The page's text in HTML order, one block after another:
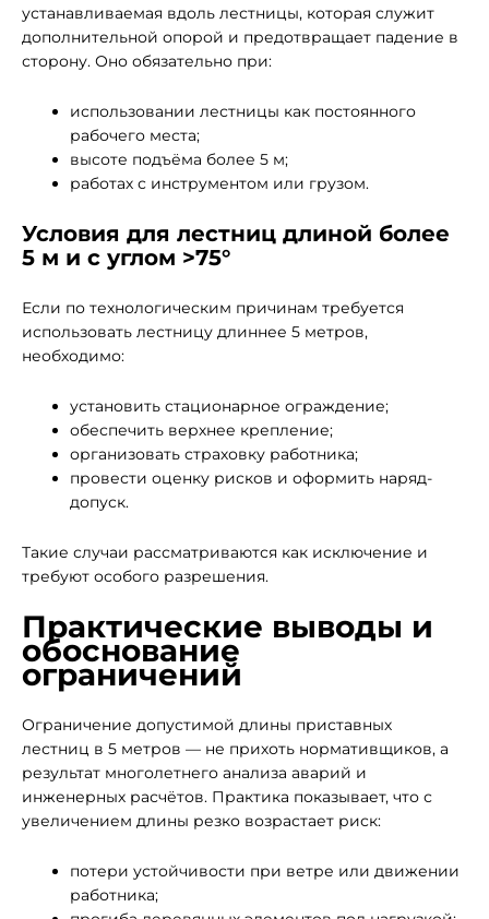
устанавливаемая вдоль лестницы, которая служит
дополнительной опорой и предотвращает падение в
сторону. Оно обязательно при:
использовании лестницы как постоянного
рабочего места;
высоте подъёма более 5 м;
работах с инструментом или грузом.
Условия для лестниц длиной более
5 м и с углом >75°
Если по технологическим причинам требуется
использовать лестницу длиннее 5 метров,
необходимо:
установить стационарное ограждение;
обеспечить верхнее крепление;
организовать страховку работника;
провести оценку рисков и оформить наряд-
допуск.
Такие случаи рассматриваются как исключение и
требуют особого разрешения.
Практические выводы и
обоснование
ограничений
Ограничение допустимой длины приставных
лестниц в 5 метров — не прихоть нормативщиков, а
результат многолетнего анализа аварий и
инженерных расчётов. Практика показывает, что с
увеличением длины резко возрастает риск:
потери устойчивости при ветре или движении
работника;